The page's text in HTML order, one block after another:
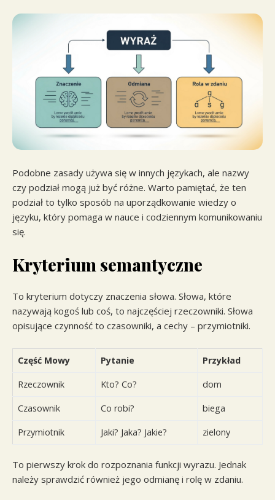
Podobne zasady używa się w innych językach, ale nazwy
czy podział mogą już być różne. Warto pamiętać, że ten
podział to tylko sposób na uporządkowanie wiedzy o
języku, który pomaga w nauce i codziennym komunikowaniu
się.
Kryterium semantyczne
To kryterium dotyczy znaczenia słowa. Słowa, które
nazywają kogoś lub coś, to najczęściej rzeczowniki. Słowa
opisujące czynność to czasowniki, a cechy – przymiotniki.
Część Mowy Pytanie Przykład
Rzeczownik Kto? Co? dom
Czasownik Co robi? biega
Przymiotnik Jaki? Jaka? Jakie? zielony
To pierwszy krok do rozpoznania funkcji wyrazu. Jednak
należy sprawdzić również jego odmianę i rolę w zdaniu.